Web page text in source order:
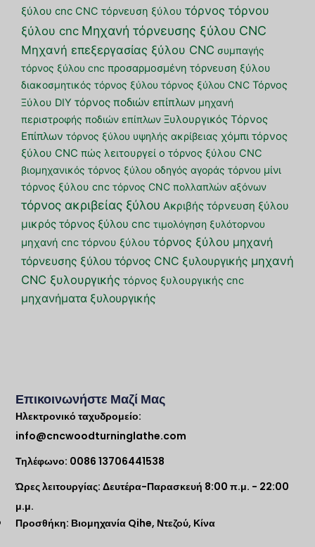
ξύλου cnc CNC τόρνευση ξύλου τόρνος τόρνου
ξύλου cnc Μηχανή τόρνευσης ξύλου CNC
Μηχανή επεξεργασίας ξύλου CNC συμπαγής
τόρνος ξύλου cnc προσαρμοσμένη τόρνευση ξύλου
διακοσμητικός τόρνος ξύλου τόρνος ξύλου CNC Τόρνος
Ξύλου DIY τόρνος ποδιών επίπλων μηχανή
περιστροφής ποδιών επίπλων Ξυλουργικός Τόρνος
Επίπλων τόρνος ξύλου υψηλής ακρίβειας χόμπι τόρνος
ξύλου CNC πώς λειτουργεί ο τόρνος ξύλου CNC
βιομηχανικός τόρνος ξύλου οδηγός αγοράς τόρνου μίνι
τόρνος ξύλου cnc τόρνος CNC πολλαπλών αξόνων
τόρνος ακριβείας ξύλου Ακριβής τόρνευση ξύλου
μικρός τόρνος ξύλου cnc τιμολόγηση ξυλότορνου
μηχανή cnc τόρνου ξύλου τόρνος ξύλου μηχανή
τόρνευσης ξύλου τόρνος CNC ξυλουργικής μηχανή
CNC ξυλουργικής τόρνος ξυλουργικής cnc
μηχανήματα ξυλουργικής
Επικοινωνήστε Μαζί Μας
Ηλεκτρονικό ταχυδρομείο:
info@cncwoodturninglathe.com
Τηλέφωνο: 0086 13706441538
Ώρες λειτουργίας: Δευτέρα-Παρασκευή 8:00 π.μ. - 22:00
μ.μ.
Προσθήκη: Βιομηχανία Qihe, Ντεζού, Κίνα